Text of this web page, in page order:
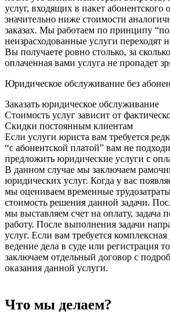
услуг, входящих в пакет абонентского
значительно ниже стоимости
заказах. Мы работаем по принципу
неизрасходованные услуги переходят
Вы получаете ровно столько, за
оплаченная вами услуга не пропадет
Юридическое обслуживание без
Заказать юридическое обслуживание
Стоимость услуг зависит от
Скидки постоянным клиентам
Если услуги юриста вам требуется
“с абонентской платой” вам не
предложить юридические услуги с
В данном случае мы заключаем
юридических услуг. Когда у вас
мы оцениваем временные
стоимость решения данной задачи.
мы выставляем счет на оплату, задача
работу. После выполнения задачи
услуг. Если вам требуется
ведение дела в суде или регистрация
заключаем отдельный договор с
оказания данной услуги.
Что мы делаем?